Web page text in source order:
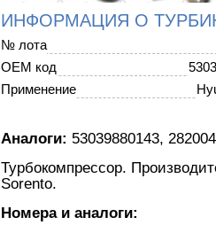
ИНФОРМАЦИЯ О
№ лота
OEM код
Применение
Аналоги: 53039880143,
Турбокомпрессор.
Sorento.
Номера и аналоги: